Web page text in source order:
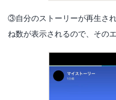
③自分のストーリーが再生さ
ね数が表示されるので、その